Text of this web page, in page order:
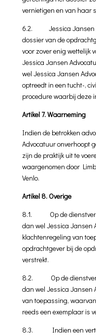
vernietigen en van haar
6.2. Jessica Jansen
dossier van de
voor zover enig wettelijk
Jessica Jansen
wel Jessica Jansen
optreedt in een tucht-,
procedure waarbij deze
Artikel 7. Waarneming
Indien de betrokken
Advocatuur onverhoopt
zijn de praktijk uit te
waargenomen door
Venlo.
Artikel 8. Overige
8.1. Op de
dan wel Jessica Jansen
klachtenregeling van
opdrachtgever bij de
verstrekt.
8.2. Op de
dan wel Jessica Jansen
van toepassing,
reeds een exemplaar is
8.3. Indien een